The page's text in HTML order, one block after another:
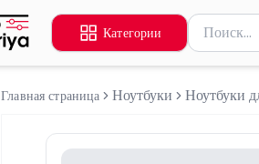
Категории
Поиск
Введите
Главная страница Ноутбуки Ноутбуки